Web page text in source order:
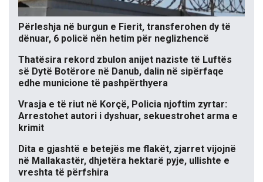
Përleshja në burgun e Fierit, transferohen dy të
dënuar, 6 policë nën hetim për neglizhencë
Thatësira rekord zbulon anijet naziste të Luftës
së Dytë Botërore në Danub, dalin në sipërfaqe
edhe municione të pashpërthyera
Vrasja e të riut në Korçë, Policia njoftim zyrtar:
Arrestohet autori i dyshuar, sekuestrohet arma e
krimit
Dita e gjashtë e betejës me flakët, zjarret vijojnë
në Mallakastër, dhjetëra hektarë pyje, ullishte e
vreshta të përfshira